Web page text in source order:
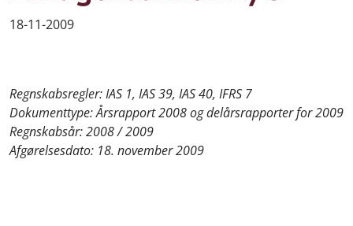
18-11-2009
Regnskabsregler: IAS 1, IAS 39, IAS 40, IFRS 7
Dokumenttype: Årsrapport 2008 og delårsrapporter for 2009
Regnskabsår: 2008 / 2009
Afgørelsesdato: 18. november 2009